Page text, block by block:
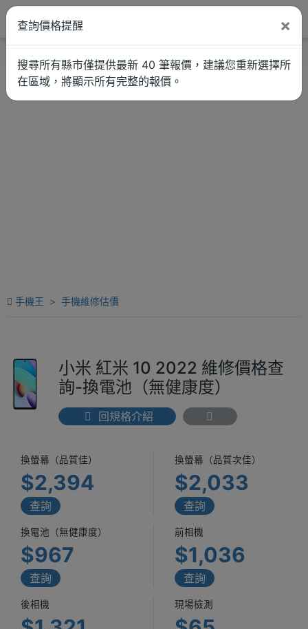
手機王 手機維修估價
小米 紅米 10 2022 維修價格查
詢-換電池（無健康度）
回規格介紹
換螢幕（品質佳）
$2,394
查詢
換螢幕（品質次佳）
$2,033
查詢
換電池（無健康度）
$967
查詢
前相機
$1,036
查詢
後相機 現場檢測
查詢價格提醒 ×
搜尋所有縣市僅提供最新 40 筆報價，建議您重新選擇所
在區域，將顯示所有完整的報價。